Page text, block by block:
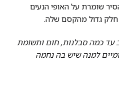
שומרת על האופי הנעים
גדול מהקסם שלה.
עד כמה סבלנות, חום ותשומת
למנה שיש בה נחמה